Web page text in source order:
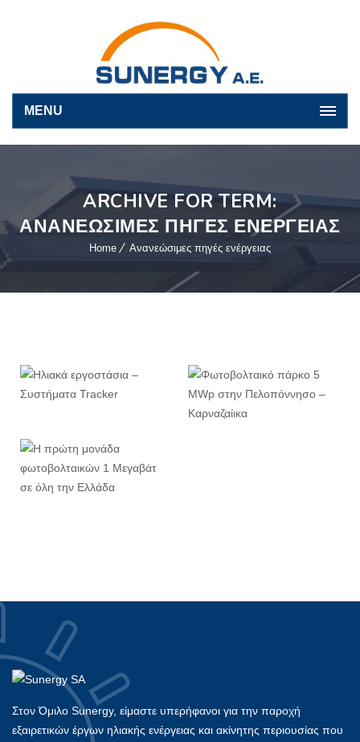
MENU
ARCHIVE FOR TERM:
ΑΝΑΝΕΏΣΙΜΕΣ ΠΗΓΈΣ ΕΝΈΡΓΕΙΑΣ
Home Ανανεώσιμες πηγές ενέργειας
Στον Όμιλο Sunergy, είμαστε υπερήφανοι για την παροχή
εξαιρετικών έργων ηλιακής ενέργειας και ακίνητης περιουσίας που